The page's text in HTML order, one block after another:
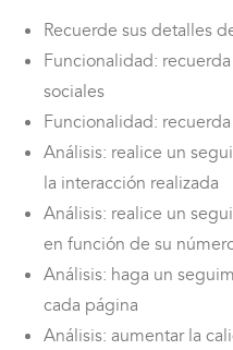
Recuerde sus detalles
Funcionalidad:
sociales
Funcionalidad:
Análisis: realice un
la interacción realizada
Análisis: realice un
en función de su
Análisis: haga un
cada página
Análisis: aumentar la